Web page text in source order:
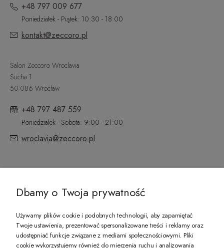
+48 797 009 677
Poniedziałek - Piątek: 10:30 - 18:00
kontakt@zeccoro.pl
Salon Zeccoro Wroclavia
Sucha 1
50-086 Wrocław
+48 797 487 559
Poniedziałek - Sobota: 9:00 - 21:00
wroclavia@zeccoro.pl
PREZENT DLA CIEBIE!
Dbamy o Twoja prywatność
Używamy plików cookie i podobnych technologii, aby zapamiętać
Twoje ustawienia, prezentować spersonalizowane treści i reklamy oraz
udostępniać funkcje związane z mediami społecznościowymi. Pliki
cookie wykorzystujemy również do mierzenia ruchu i analizowania